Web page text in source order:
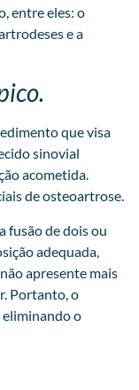
entre eles: o
e a
que visa
sinovial
acometida.
de osteoartrose.
fusão de dois ou
adequada,
apresente mais
Portanto, o
o